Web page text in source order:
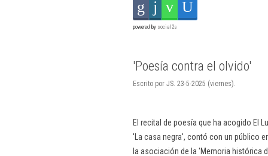
powered by social2s
'Poesía contra el olvido'
Escrito por JS. 23-5-2025 (viernes).
El recital de poesía que ha acogido El
'La casa negra', contó con un público
la asociación de la 'Memoria histórica